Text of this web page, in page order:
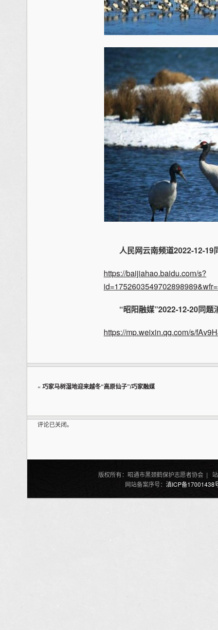
人民网云南频道2022-12-19
https://baijiahao.baidu.com/s?
“昭阳融媒”2022-12-20同题
https://mp.weixin.qq.com/s/
« 巧家马树湿地迎来越冬“高原仙子”/巧家融媒
评论已关闭。
版权所有：昭通市黑颈鹤保护志愿者协会 |
网站备案序号： 滇ICP备17001438